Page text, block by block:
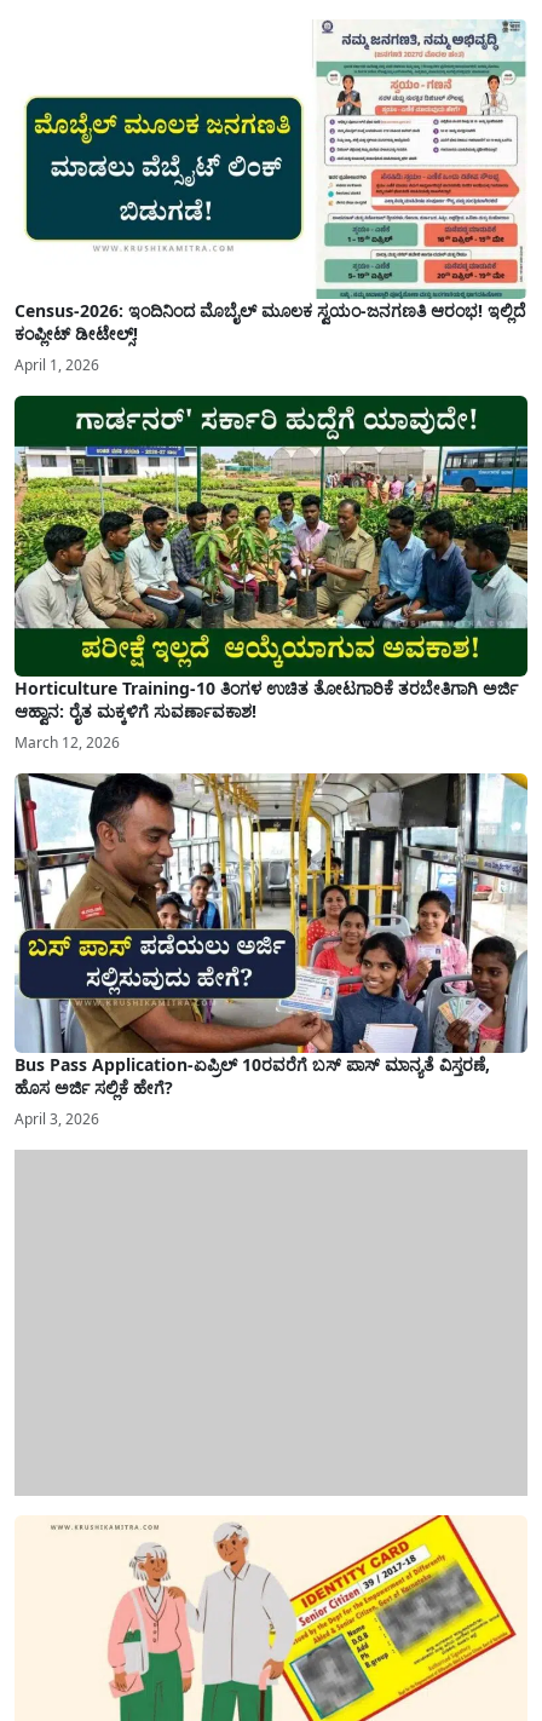
Census-2026: ಇಂದಿನಿಂದ ಮೊಬೈಲ್ ಮೂಲಕ ಸ್ವಯಂ-ಜನಗಣತಿ ಆರಂಭ! ಇಲ್ಲಿದೆ
ಕಂಪ್ಲೀಟ್ ಡೀಟೇಲ್ಸ್!
April 1, 2026
Horticulture Training-10 ತಿಂಗಳ ಉಚಿತ ತೋಟಗಾರಿಕೆ ತರಬೇತಿಗಾಗಿ ಅರ್ಜಿ
ಆಹ್ವಾನ: ರೈತ ಮಕ್ಕಳಿಗೆ ಸುವರ್ಣಾವಕಾಶ!
March 12, 2026
Bus Pass Application-ಏಪ್ರಿಲ್ 10ರವರೆಗೆ ಬಸ್ ಪಾಸ್ ಮಾನ್ಯತೆ ವಿಸ್ತರಣೆ,
ಹೊಸ ಅರ್ಜಿ ಸಲ್ಲಿಕೆ ಹೇಗೆ?
April 3, 2026